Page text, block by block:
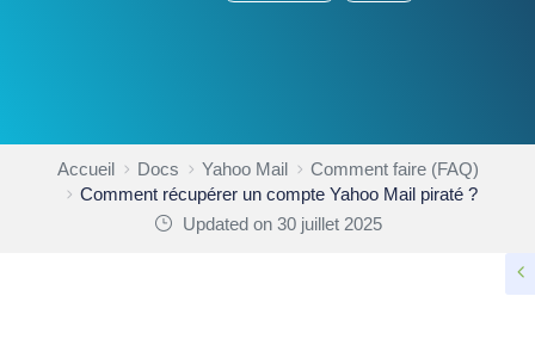
Accueil Docs Yahoo Mail
Comment faire (FAQ)
Comment récupérer un compte Yahoo Mail piraté ?
Updated on 30 juillet 2025